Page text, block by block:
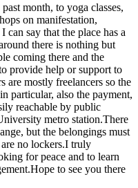
month, to yoga classes,
on manifestation,
say that the place has a
there is nothing but
coming there and the
provide help or support to
are mostly freelancers so the
particular, also the payment,
reachable by public
metro station.There
but the belongings must
no lockers.I truly
for peace and to learn
to see you there